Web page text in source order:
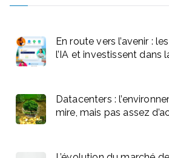
En route vers l’avenir :
l’IA et investissent dans
Datacenters :
mire, mais pas assez